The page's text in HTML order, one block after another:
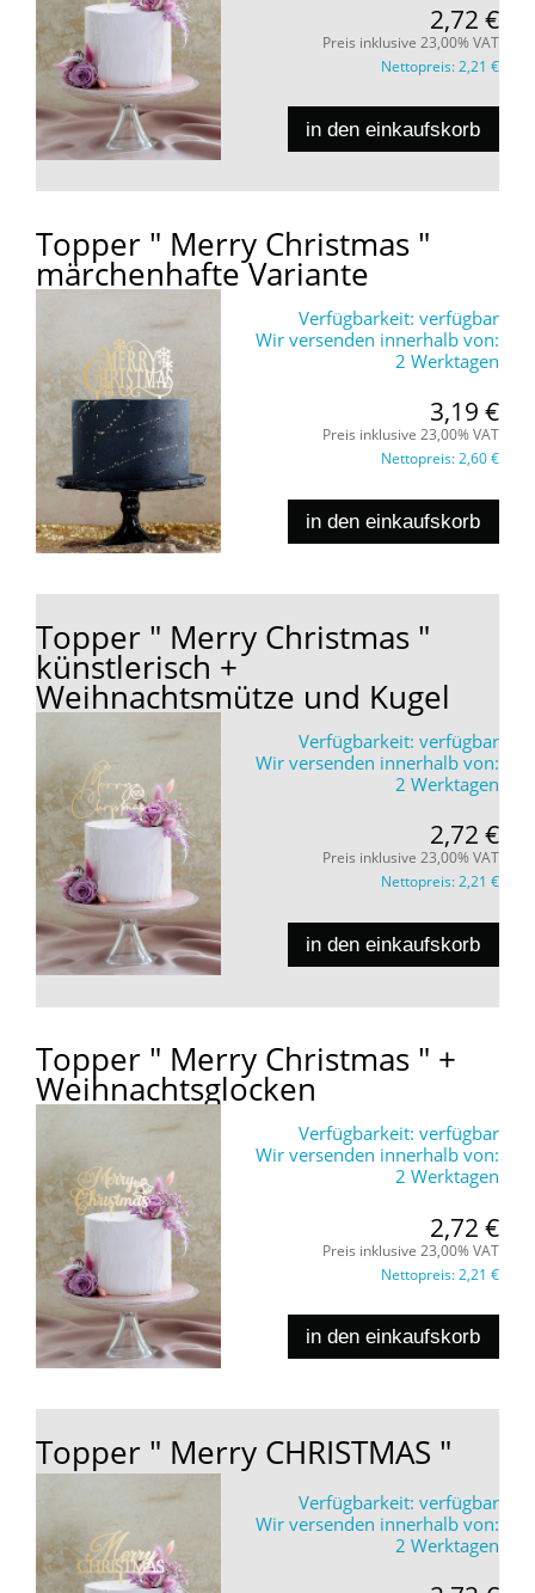
2,72 €
Preis inklusive 23,00% VAT
Nettopreis:2,21 €
in den einkaufskorb
Topper " Merry Christmas "
märchenhafte Variante
Verfügbarkeit: verfügbar
Wir versenden innerhalb von:
2 Werktagen
3,19 €
Preis inklusive 23,00% VAT
Nettopreis:2,60 €
in den einkaufskorb
Topper " Merry Christmas "
künstlerisch +
Weihnachtsmütze und Kugel
Verfügbarkeit: verfügbar
Wir versenden innerhalb von:
2 Werktagen
2,72 €
Preis inklusive 23,00% VAT
Nettopreis:2,21 €
in den einkaufskorb
Topper " Merry Christmas " +
Weihnachtsglocken
Verfügbarkeit: verfügbar
Wir versenden innerhalb von:
2 Werktagen
2,72 €
Preis inklusive 23,00% VAT
Nettopreis:2,21 €
in den einkaufskorb
Topper " Merry CHRISTMAS "
Verfügbarkeit: verfügbar
Wir versenden innerhalb von:
2 Werktagen